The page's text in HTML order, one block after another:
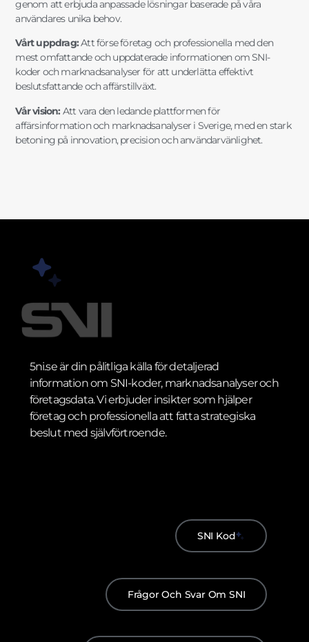
genom att erbjuda anpassade lösningar baserade på våra
användares unika behov.
Vårt uppdrag:Att förse företag och professionella med den
mest omfattande och uppdaterade informationen om SNI-
koder och marknadsanalyser för att underlätta effektivt
beslutsfattande och affärstillväxt.
Vår vision: Att vara den ledande plattformen för
affärsinformation och marknadsanalyser i Sverige, med en stark
betoning på innovation, precision och användarvänlighet.
5ni.se är din pålitliga källa för detaljerad
information om SNI-koder, marknadsanalyser och
företagsdata. Vi erbjuder insikter som hjälper
företag och professionella att fatta strategiska
beslut med självförtroende.
SNI Kod
Frågor Och Svar Om SNI